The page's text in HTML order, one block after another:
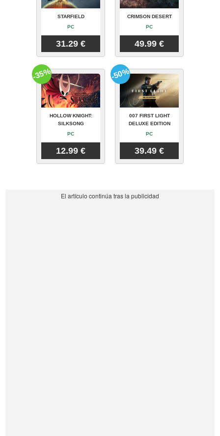
STARFIELD
PC
31.29 €
CRIMSON DESERT
PC
49.99 €
HOLLOW KNIGHT:
SILKSONG
PC
12.99 €
-35%
007 FIRST LIGHT
DELUXE EDITION
PC
39.49 €
-50%